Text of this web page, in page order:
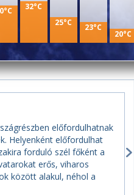
32°C
25°C 23°C
20°C
előfordulhatnak
Helyenként előfordulhat
forduló szél főként a
erős, viharos
között alakul, néhol a